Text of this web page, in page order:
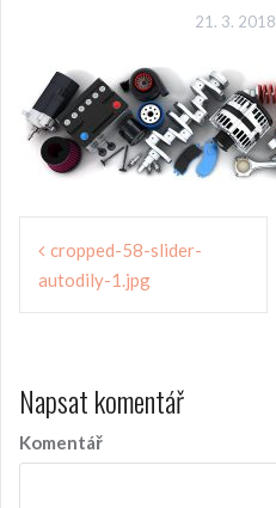
21. 3. 2018
i
g
a
cropped-58-slider-
autodily-1.jpg
Napsat komentář
Komentář